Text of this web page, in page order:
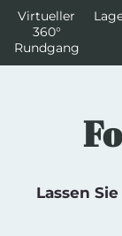
Virtueller
360°
Rundgang
Lassen